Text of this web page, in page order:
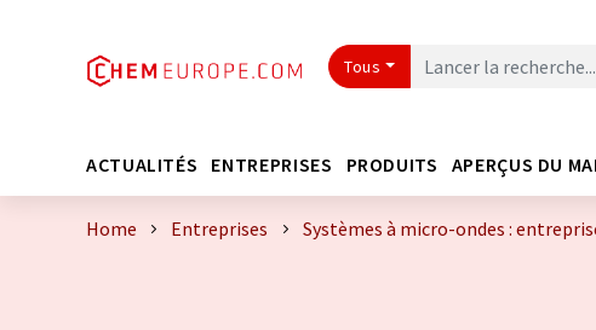
Tous
ACTUALITÉS ENTREPRISES PRODUITS APERÇUS DU
Home Entreprises Systèmes à micro-ondes :